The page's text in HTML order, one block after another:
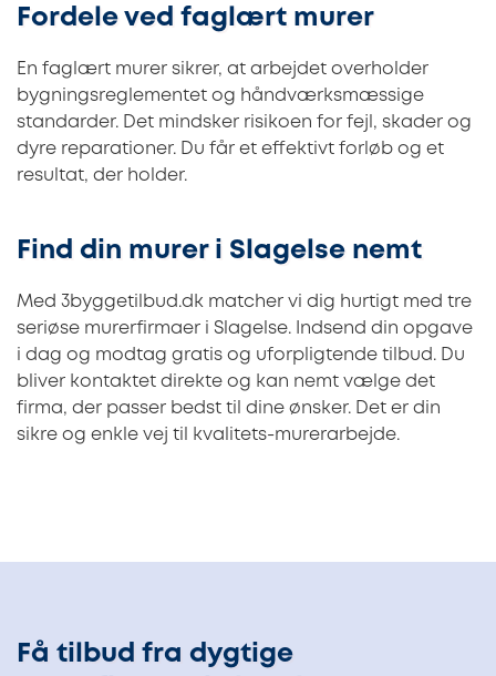
Fordele ved faglært murer
En faglært murer sikrer, at arbejdet overholder
bygningsreglementet og håndværksmæssige
standarder. Det mindsker risikoen for fejl, skader og
dyre reparationer. Du får et effektivt forløb og et
resultat, der holder.
Find din murer i Slagelse nemt
Med 3byggetilbud.dk matcher vi dig hurtigt med tre
seriøse murerfirmaer i Slagelse. Indsend din opgave
i dag og modtag gratis og uforpligtende tilbud. Du
bliver kontaktet direkte og kan nemt vælge det
firma, der passer bedst til dine ønsker. Det er din
sikre og enkle vej til kvalitets-murerarbejde.
Få tilbud fra dygtige